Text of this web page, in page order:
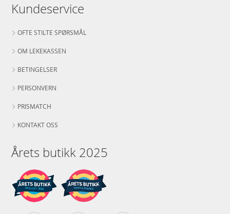
Kundeservice
OFTE STILTE SPØRSMÅL
OM LEKEKASSEN
BETINGELSER
PERSONVERN
PRISMATCH
KONTAKT OSS
Årets butikk 2025